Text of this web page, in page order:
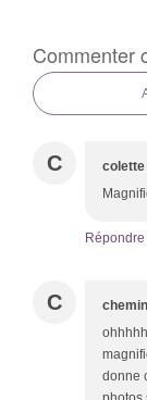
Commenter
C colette
Répondre
C
donne